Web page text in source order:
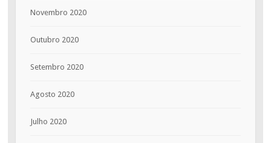
Novembro 2020
Outubro 2020
Setembro 2020
Agosto 2020
Julho 2020